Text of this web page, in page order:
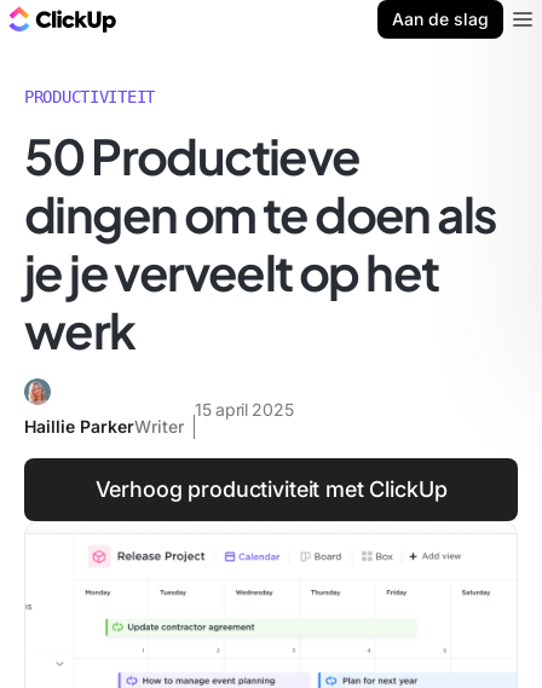
Aan de slag
PRODUCTIVITEIT
50 Productieve
dingen om te doen als
je je verveelt op het
werk
Haillie ParkerWriter
15 april 2025
Verhoog productiviteit met ClickUp